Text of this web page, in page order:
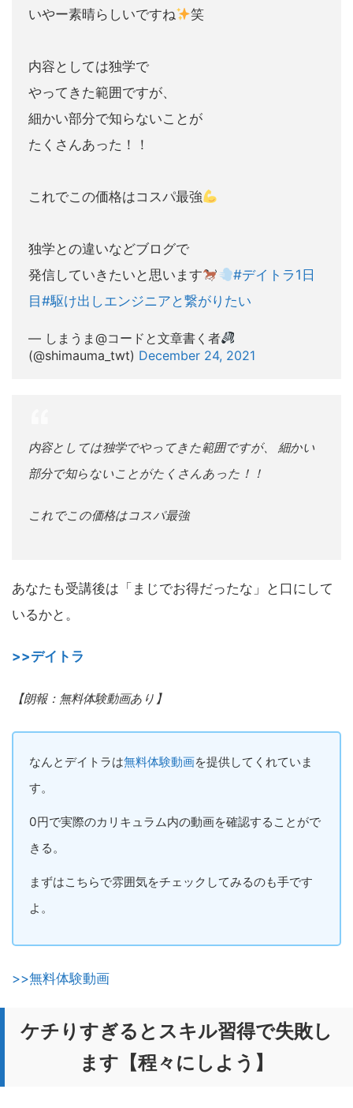
いやー素晴らしいですね
笑
内容としては独学で
やってきた範囲ですが、
細かい部分で知らないことが
たくさんあった！！
これでこの価格はコスパ最強
独学との違いなどブログで
発信していきたいと思います
#デイトラ1日
目#駆け出しエンジニアと繋がりたい
— しまうま@コードと文章書く者
(@shimauma_twt) December 24, 2021
内容としては独学でやってきた範囲ですが、 細かい
部分で知らないことがたくさんあった！！
これでこの価格はコスパ最強
あなたも受講後は「まじでお得だったな」と口にして
いるかと。
>>デイトラ
【朗報：無料体験動画あり】
なんとデイトラは無料体験動画を提供してくれていま
す。
0円で実際のカリキュラム内の動画を確認することがで
きる。
まずはこちらで雰囲気をチェックしてみるのも手です
よ。
>>無料体験動画
ケチりすぎるとスキル習得で失敗し
ます【程々にしよう】